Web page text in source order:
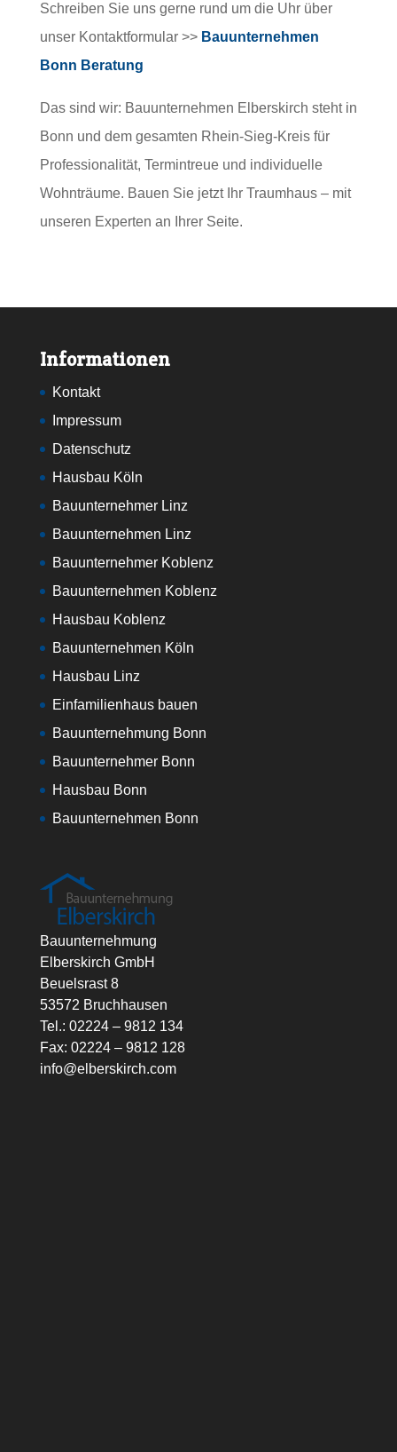
Schreiben Sie uns gerne rund um die Uhr über
unser Kontaktformular >> Bauunternehmen
Bonn Beratung
Das sind wir: Bauunternehmen Elberskirch steht in
Bonn und dem gesamten Rhein-Sieg-Kreis für
Professionalität, Termintreue und individuelle
Wohnträume. Bauen Sie jetzt Ihr Traumhaus – mit
unseren Experten an Ihrer Seite.
Informationen
Kontakt
Impressum
Datenschutz
Hausbau Köln
Bauunternehmer Linz
Bauunternehmen Linz
Bauunternehmer Koblenz
Bauunternehmen Koblenz
Hausbau Koblenz
Bauunternehmen Köln
Hausbau Linz
Einfamilienhaus bauen
Bauunternehmung Bonn
Bauunternehmer Bonn
Hausbau Bonn
Bauunternehmen Bonn
Bauunternehmung
Elberskirch GmbH
Beuelsrast 8
53572 Bruchhausen
Tel.: 02224 – 9812 134
Fax: 02224 – 9812 128
info@elberskirch.com